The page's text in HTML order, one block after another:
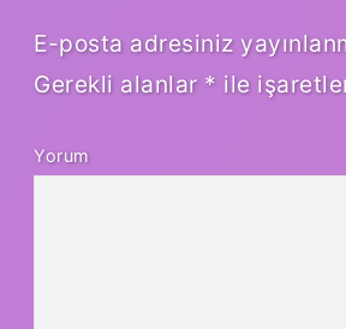
E-posta adresiniz
Gerekli alanlar * ile
Yorum